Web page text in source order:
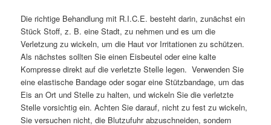
Die richtige Behandlung mit R.I.C.E. besteht darin, zunächst ein
Stück Stoff, z. B. eine Stadt, zu nehmen und es um die
Verletzung zu wickeln, um die Haut vor Irritationen zu schützen.
Als nächstes sollten Sie einen Eisbeutel oder eine kalte
Kompresse direkt auf die verletzte Stelle legen. Verwenden Sie
eine elastische Bandage oder sogar eine Stützbandage, um das
Eis an Ort und Stelle zu halten, und wickeln Sie die verletzte
Stelle vorsichtig ein. Achten Sie darauf, nicht zu fest zu wickeln,
Sie versuchen nicht, die Blutzufuhr abzuschneiden, sondern